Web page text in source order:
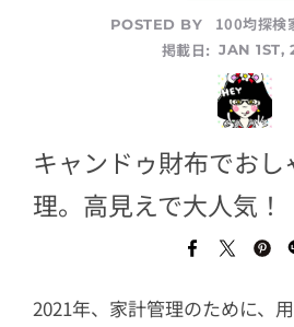
POSTED BY
100均探検
掲載日: JAN 1ST,
キャンドゥ財布でお
理。高見えで大人気！
2021年、家計管理のために、